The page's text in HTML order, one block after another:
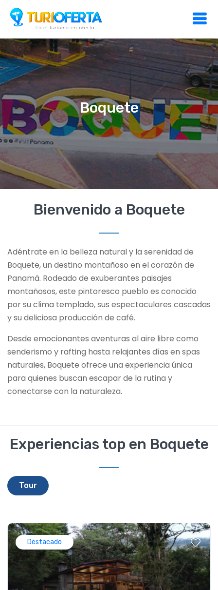
Boquete
Bienvenido a Boquete
Adéntrate en la belleza natural y la serenidad de
Boquete, un destino montañoso en el corazón de
Panamá. Rodeado de exuberantes paisajes
montañosos, este pintoresco pueblo es conocido
por su clima templado, sus espectaculares cascadas
y su deliciosa producción de café.
Desde emocionantes aventuras al aire libre como
senderismo y rafting hasta relajantes días en spas
naturales, Boquete ofrece una experiencia única
para quienes buscan escapar de la rutina y
conectarse con la naturaleza.
Experiencias top en Boquete
Tour
Destacado